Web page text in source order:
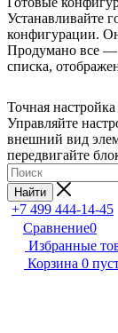
Устанавливайте
конфигурации.
Продумано все —
списка,
Точная настройка
Управляйте
внешний вид
передвигайте
Найти
+7 499 444-14-45
Сравнение0
Избранные
Корзина 0